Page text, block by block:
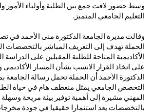
وسط حضور لافت جمع بين الطلبة وأولياء الأمور
التعليم الجامعي المتميز.
وقالت مديرة الجامعة الدكتورة منى الأحمد في
الحملة تهدف إلى التعريف المباشر بالتخصصات
الأكاديمية المتاحة للطلبة المقبلين على
على اتخاذ القرار الانسب بشأن المسار
الدكتورة الأحمد أن الحملة تحمل رسالة الجامعة
التخصص الجامعي يمثل منعطف هام في حياة
المهني مشيرة إلى أهمية توفير بيئة مريحة
بالتخصصات يعد استثمارا حقيقيا في جودة